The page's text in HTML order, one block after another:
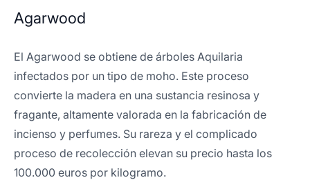
Agarwood
El Agarwood se obtiene de árboles Aquilaria
infectados por un tipo de moho. Este proceso
convierte la madera en una sustancia resinosa y
fragante, altamente valorada en la fabricación de
incienso y perfumes. Su rareza y el complicado
proceso de recolección elevan su precio hasta los
100.000 euros por kilogramo.